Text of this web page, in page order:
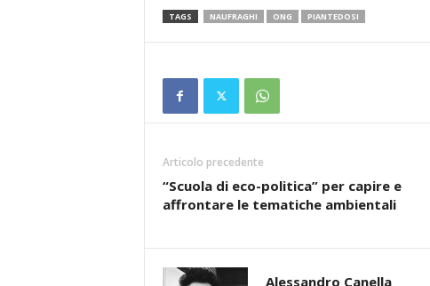
TAGS NAUFRAGHI ONG PIANTEDOSI
Articolo precedente
“Scuola di eco-politica” per capire e
affrontare le tematiche ambientali
Alessandro Canella